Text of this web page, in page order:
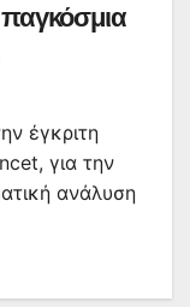
έγκριτη
για την
ανάλυση